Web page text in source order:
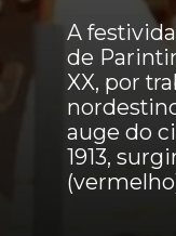
A
de
XX, por
auge do
1913,